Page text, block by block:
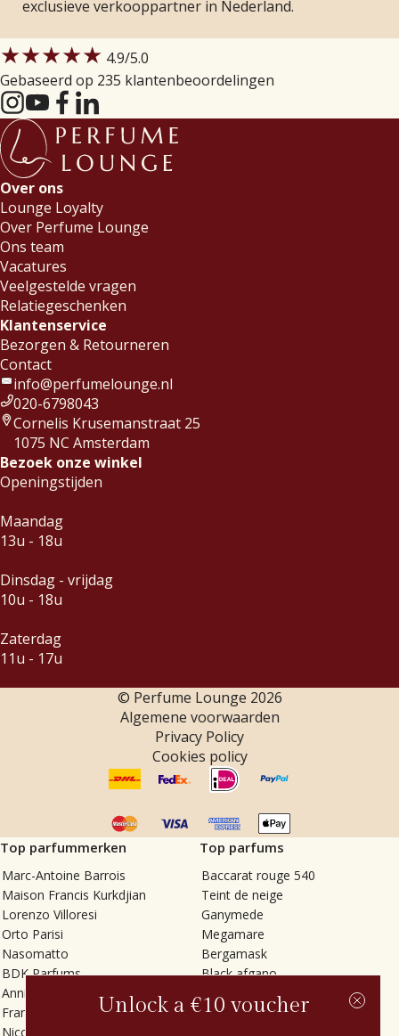
exclusieve verkooppartner in Nederland.
★★★★★ 4.9/5.0
Gebaseerd op 235 klantenbeoordelingen
Over ons
Lounge Loyalty
Over Perfume Lounge
Ons team
Vacatures
Veelgestelde vragen
Relatiegeschenken
Klantenservice
Bezorgen & Retourneren
Contact
info@perfumelounge.nl
020-6798043
Cornelis Krusemanstraat 25
1075 NC Amsterdam
Bezoek onze winkel
Openingstijden
Maandag
13u - 18u
Dinsdag - vrijdag
10u - 18u
Zaterdag
11u - 17u
© Perfume Lounge 2026
Algemene voorwaarden
Privacy Policy
Cookies policy
Top parfummerken
Marc-Antoine Barrois
Maison Francis Kurkdjian
Lorenzo Villoresi
Orto Parisi
Nasomatto
BDK Parfums
Annindriya
Francesca Bianchi
Nicolaï
Top parfums
Baccarat rouge 540
Teint de neige
Ganymede
Megamare
Bergamask
Black afgano
Tilia
Unlock a €10 voucher